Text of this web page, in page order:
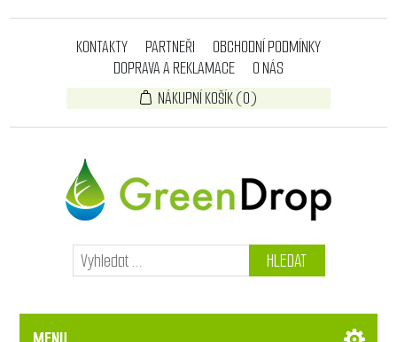
KONTAKTY PARTNEŘI
OBCHODNÍ PODMÍNKY
DOPRAVA A REKLAMACE
O NÁS
NÁKUPNÍ KOŠÍK(0)
HLEDAT